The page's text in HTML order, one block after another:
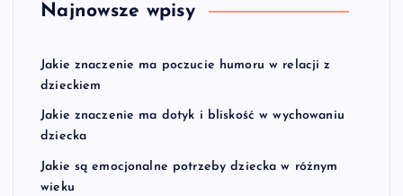
Najnowsze wpisy
Jakie znaczenie ma poczucie humoru w relacji z
dzieckiem
Jakie znaczenie ma dotyk i bliskość w wychowaniu
dziecka
Jakie są emocjonalne potrzeby dziecka w różnym
wieku